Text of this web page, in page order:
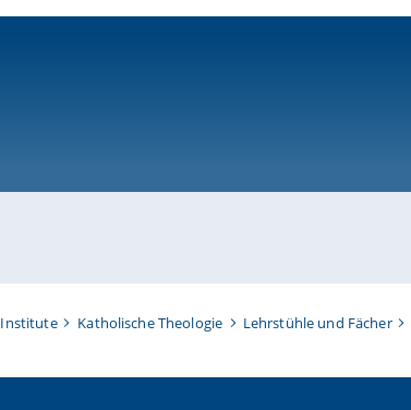
Institute Katholische Theologie Lehrstühle und Fächer